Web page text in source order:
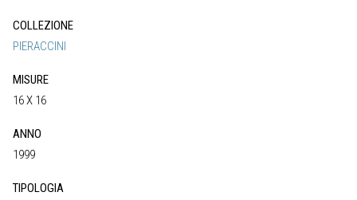
COLLEZIONE
PIERACCINI
MISURE
16 X 16
ANNO
1999
TIPOLOGIA